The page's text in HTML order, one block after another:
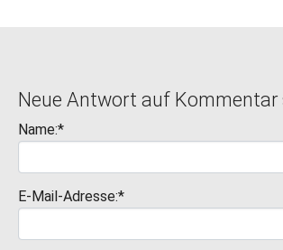
Neue Antwort auf Kommentar
Name:*
E-Mail-Adresse:*